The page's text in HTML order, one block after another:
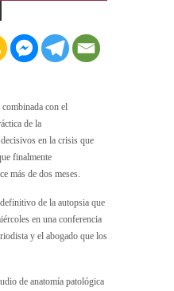
con el
de la
en la crisis que
finalmente
más de dos meses.
de la autopsia que
en una conferencia
y el abogado que los
de anatomía patológica